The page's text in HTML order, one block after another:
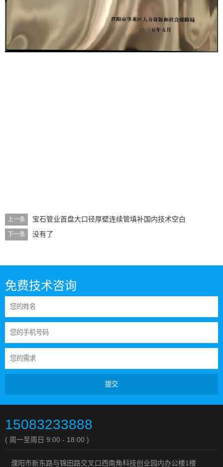
上一条 宝石管业首盘大口径厚壁连续管填补国内技术空白
下一条 没有了
免费技术咨询
提交
15083233888
( 周一至周日 9:00 - 18:00 )
濮阳市新东路与锦田路交叉口西南角科技创业园内办公楼1楼